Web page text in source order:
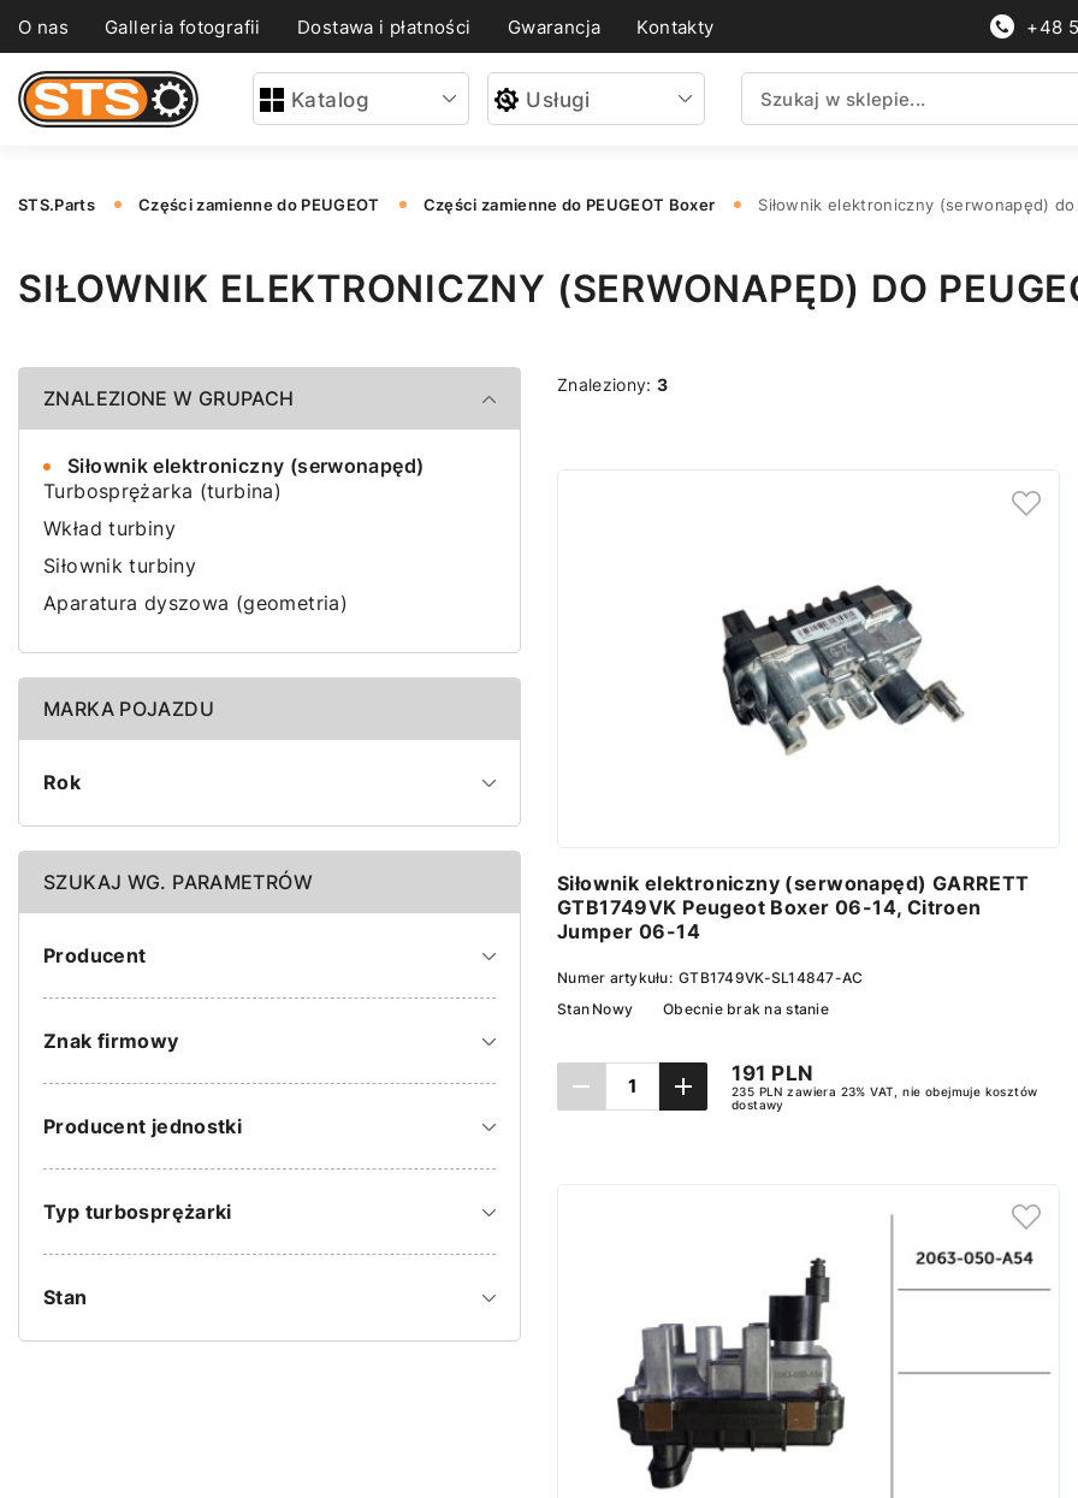
O nas Galleria fotografii Dostawa i płatności Gwarancja Kontakty +48
Katalog Usługi
STS.Parts Części zamienne do PEUGEOT Części zamienne do PEUGEOT Boxer Siłownik elektroniczny (serwonapęd) do
SIŁOWNIK ELEKTRONICZNY (SERWONAPĘD) DO
ZNALEZIONE W GRUPACH
Turbosprężarka (turbina)
Wkład turbiny
Siłownik turbiny
Aparatura dyszowa (geometria)
Siłownik elektroniczny (serwonapęd)
MARKA POJAZDU
Rok
SZUKAJ WG. PARAMETRÓW
Producent
Znak firmowy
Producent jednostki
Typ turbosprężarki
Stan
Znaleziony:3
Siłownik elektroniczny (serwonapęd) GARRETT
GTB1749VK Peugeot Boxer 06-14, Citroen
Jumper 06-14
Numer artykułu: GTB1749VK-SL14847-AC
Stan Nowy Obecnie brak na stanie
191 PLN
235 PLN zawiera 23% VAT, nie obejmuje kosztów
dostawy